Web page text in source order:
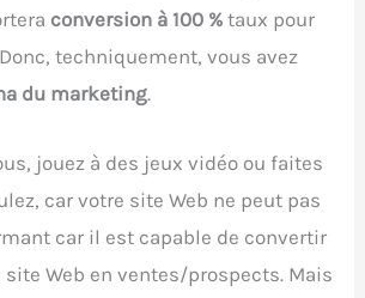
conversion à 100 %taux pour
techniquement, vous avez
du marketing.
jouez à des jeux vidéo ou faites
car votre site Web ne peut pas
car il est capable de convertir
Web en ventes/prospects. Mais